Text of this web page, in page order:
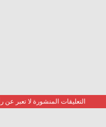
التعليقات المنشورة لا تعبر